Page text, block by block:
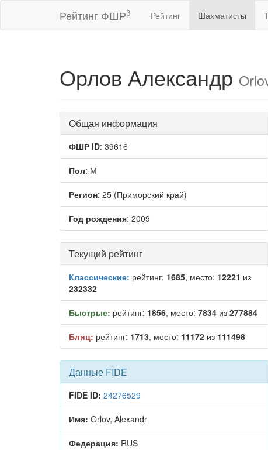
Рейтинг ФШРβ Рейтинг Шахматисты
Орлов Александр
Общая информация
ФШР ID: 39616
Пол: М
Регион: 25 (Приморский край)
Год рождения: 2009
Текущий рейтинг
Классические: рейтинг: 1685, место: 12221 из
232332
Быстрые: рейтинг: 1856, место: 7834 из 277884
Блиц: рейтинг: 1713, место: 11172 из 111498
Данные FIDE
FIDE ID: 24276529
Имя: Orlov, Alexandr
Федерация: RUS